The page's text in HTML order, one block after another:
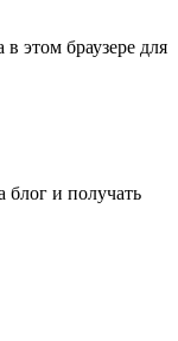
этом браузере для
блог и получать